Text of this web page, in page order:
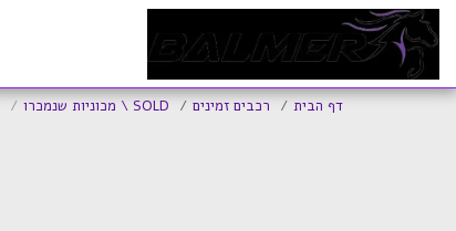
דף הבית רכבים זמינים SOLD \ מכוניות שנמכרו